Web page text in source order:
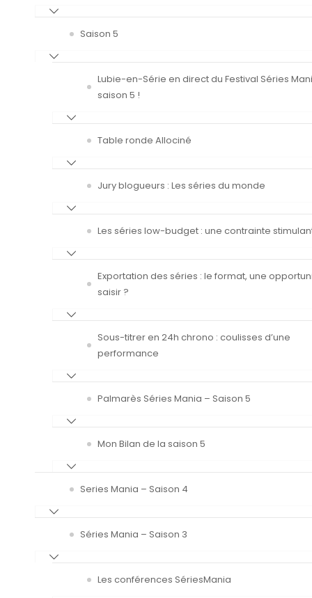
Saison 5
Lubie-en-Série en direct du Festival Séries
saison 5 !
Table ronde Allociné
Jury blogueurs : Les séries du monde
Les séries low-budget : une contrainte
Exportation des séries : le format, une
saisir ?
Sous-titrer en 24h chrono : coulisses d’une
performance
Palmarès Séries Mania – Saison 5
Mon Bilan de la saison 5
Series Mania – Saison 4
Séries Mania – Saison 3
Les conférences SériesMania